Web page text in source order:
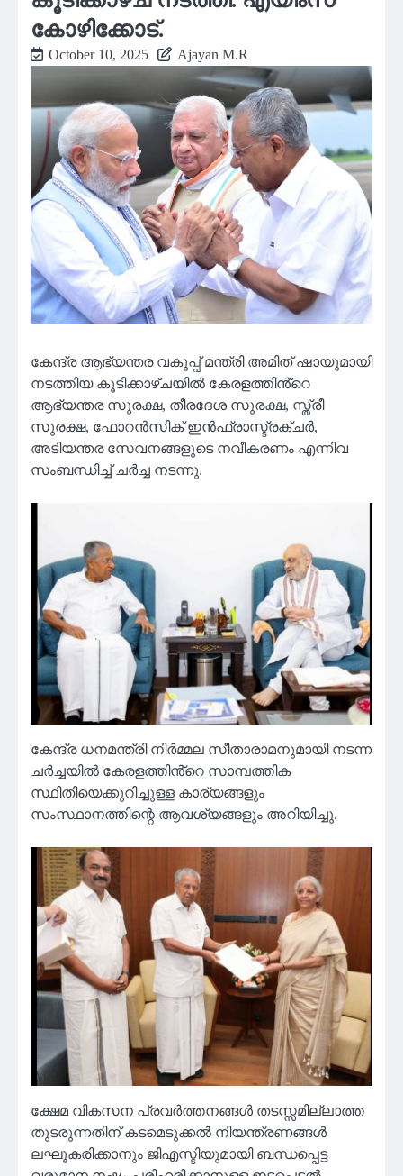
കോഴിക്കോട്.
October 10, 2025 Ajayan M.R
കേന്ദ്ര ആഭ്യന്തര വകുപ്പ് മന്ത്രി അമിത് ഷായുമായി
നടത്തിയ കൂടിക്കാഴ്ചയിൽ കേരളത്തിൻ്റെ
ആഭ്യന്തര സുരക്ഷ, തീരദേശ സുരക്ഷ, സ്ത്രീ
സുരക്ഷ, ഫോറൻസിക് ഇൻഫ്രാസ്ട്രക്ചർ,
അടിയന്തര സേവനങ്ങളുടെ നവീകരണം എന്നിവ
സംബന്ധിച്ച് ചർച്ച നടന്നു.
കേന്ദ്ര ധനമന്ത്രി നിര്‍മ്മല സീതാരാമനുമായി നടന്ന
ചർച്ചയിൽ കേരളത്തിൻ്റെ സാമ്പത്തിക
സ്ഥിതിയെക്കുറിച്ചുള്ള കാര്യങ്ങളും
സംസ്ഥാനത്തിന്റെ ആവശ്യങ്ങളും അറിയിച്ചു.
ക്ഷേമ വികസന പ്രവർത്തനങ്ങൾ തടസ്സമില്ലാത്ത
തുടരുന്നതിന് കടമെടുക്കൽ നിയന്ത്രണങ്ങൾ
ലഘൂകരിക്കാനും ജിഎസ്ടിയുമായി ബന്ധപ്പെട്ട